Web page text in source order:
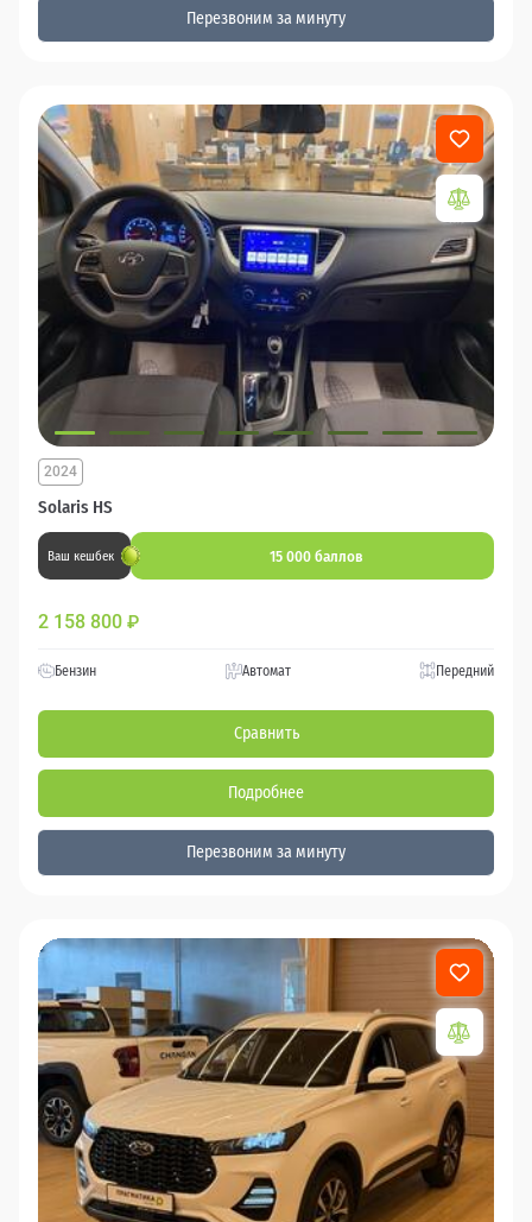
Перезвоним за минуту
Solaris HS
2024
Ваш кешбек 15 000 баллов
2 158 800 ₽
Бензин Автомат Передний
Сравнить
Подробнее
Перезвоним за минуту